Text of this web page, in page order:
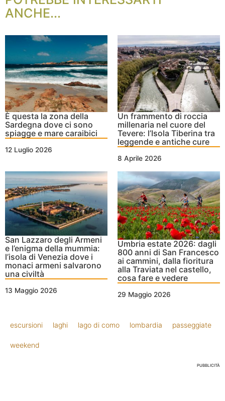
ANCHE...
È questa la zona della
Sardegna dove ci sono
spiagge e mare caraibici
12 Luglio 2026
Un frammento di roccia
millenaria nel cuore del
Tevere: l’Isola Tiberina tra
leggende e antiche cure
8 Aprile 2026
San Lazzaro degli Armeni
e l’enigma della mummia:
l’isola di Venezia dove i
monaci armeni salvarono
una civiltà
13 Maggio 2026
Umbria estate 2026: dagli
800 anni di San Francesco
ai cammini, dalla fioritura
alla Traviata nel castello,
cosa fare e vedere
29 Maggio 2026
escursioni laghi lago di como lombardia passeggiate
weekend
PUBBLICITÀ